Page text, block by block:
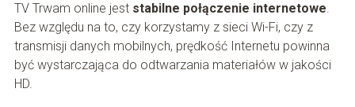
TV Trwam online jest stabilne połączenie internetowe.
Bez względu na to, czy korzystamy z sieci Wi-Fi, czy z
transmisji danych mobilnych, prędkość Internetu powinna
być wystarczająca do odtwarzania materiałów w jakości
HD.